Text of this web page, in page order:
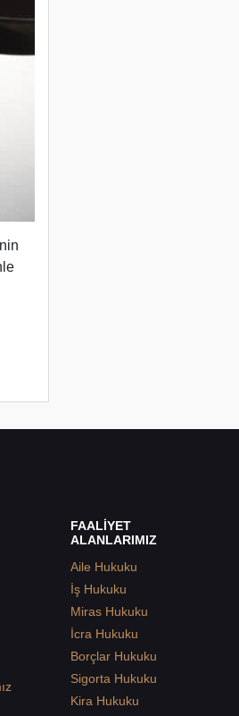
FAALİYET
ALANLARIMIZ
Aile Hukuku
İş Hukuku
Miras Hukuku
İcra Hukuku
Borçlar Hukuku
Sigorta Hukuku
Kira Hukuku